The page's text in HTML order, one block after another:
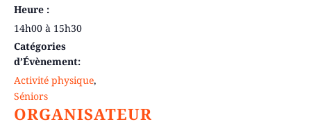
Heure :
14h00 à 15h30
Catégories
d’Évènement:
Activité physique,
Séniors
ORGANISATEUR